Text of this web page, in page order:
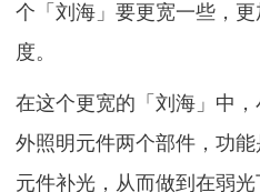
个「刘海」要更宽一些，
度。
在这个更宽的「刘海」中
外照明元件两个部件，功
元件补光，从而做到在弱